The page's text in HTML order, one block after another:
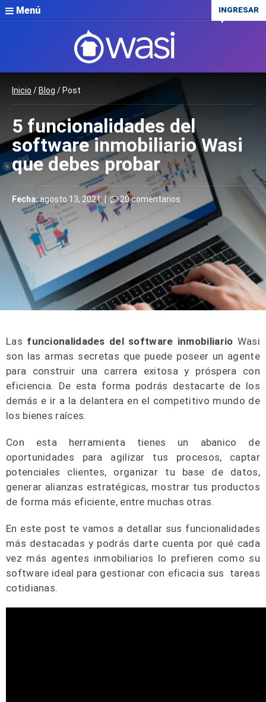
Menú INGRESAR
Inicio / Blog / Post
5 funcionalidades del
software inmobiliario Wasi
que debes probar
Fecha:agosto 13, 2021 | 20 comentarios
Las funcionalidades del software inmobiliario Wasi
son las armas secretas que puede poseer un agente
para construir una carrera exitosa y próspera con
eficiencia. De esta forma podrás destacarte de los
demás e ir a la delantera en el competitivo mundo de
los bienes raíces.
Con esta herramienta tienes un abanico de
oportunidades para agilizar tus procesos, captar
potenciales clientes, organizar tu base de datos,
generar alianzas estratégicas, mostrar tus productos
de forma más eficiente, entre muchas otras.
En este post te vamos a detallar sus funcionalidades
más destacadas y podrás darte cuenta por qué cada
vez más agentes inmobiliarios lo prefieren como su
software ideal para gestionar con eficacia sus tareas
cotidianas.